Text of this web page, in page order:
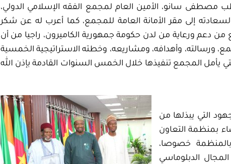
مصطفى سانو، الأمين العام لمجمع الفقه الإسلامي الدولي،
إلى مقر الأمانة العامة للمجمع، كما أعرب له عن شكر
دعم ورعاية من لدن حكومة جمهورية الكاميرون، راجيا من أن
ورسالته، وأهدافه، ومشاريعه، وخطته الاستراتيجية الخمسية
يأمل المجمع تنفيذها خلال الخمس السنوات القادمة بإذن الله
التي يبذلها من
بمنظمة التعاون
بالمنظمة خصوصا،
الدبلوماسي